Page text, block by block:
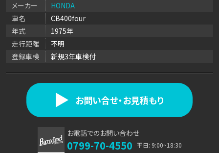
メーカー
HONDA
車名
CB400four
年式
1975年
走行距離
不明
登録車検
新規3年車検付
お問い合せ・お見積もり
お電話でのお問い合わせ
0799-70-4550 平日: 9:00~18:30